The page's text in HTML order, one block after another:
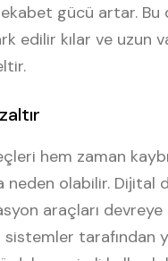
gücü artar. Bu
edilir kılar ve uzun
hem zaman
neden olabilir. Dijital
araçları devreye
tarafından